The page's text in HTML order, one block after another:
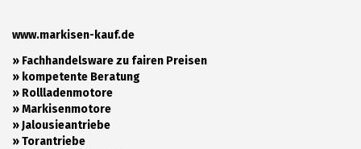
www.markisen-kauf.de
» Fachhandelsware zu fairen Preisen
» kompetente Beratung
» Rollladenmotore
»Markisenmotore
»Jalousieantriebe
»Torantriebe